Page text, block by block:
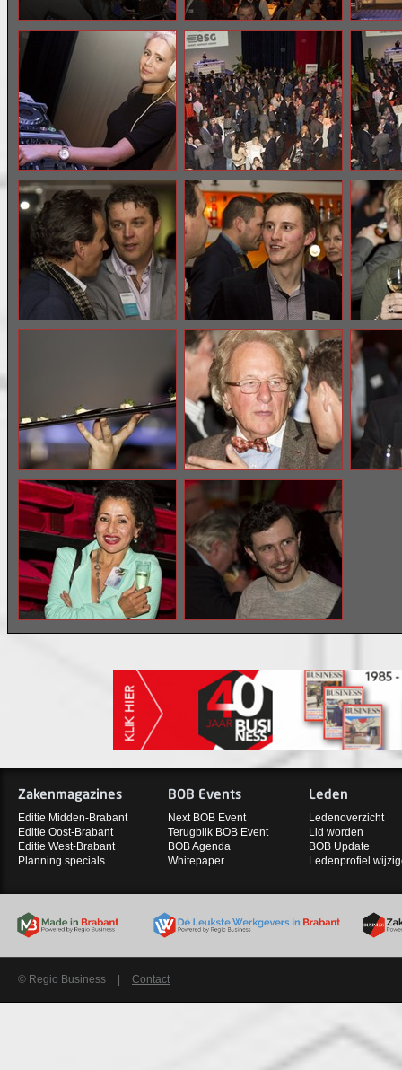
Zakenmagazines
Editie Midden-Brabant
Editie Oost-Brabant
Editie West-Brabant
Planning specials
BOB Events
Next BOB Event
Terugblik BOB Event
BOB Agenda
Whitepaper
Leden
Ledenoverzicht
Lid worden
BOB Update
Ledenprofiel
© Regio Business Contact